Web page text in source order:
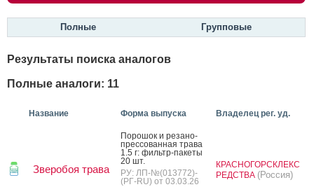
Полные Групповые
Результаты поиска аналогов
Полные аналоги: 11
Название Форма выпуска Владелец рег. уд.
Зверобоя трава
По­рошок и ре­зано-
прес­со­ван­ная тра­ва
1.5 г: филь­тр-па­кеты
20 шт.
РУ: ЛП-№(013772)-
(РГ-RU) от 03.03.26
КРАСНОГОРСКЛЕКС
РЕДСТВА (Россия)